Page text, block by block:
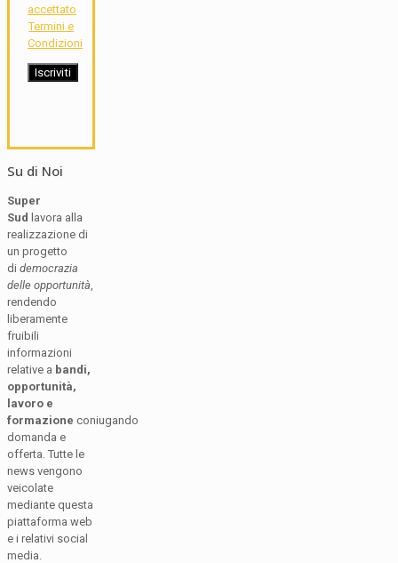
accettato
Termini e
Condizioni
Su di Noi
Super
Sud lavora alla
realizzazione di
un progetto
di democrazia
delle opportunità
rendendo
liberamente
fruibili
informazioni
relative a bandi,
opportunità,
lavoro e
formazione coniugando
domanda e
offerta. Tutte le
news vengono
veicolate
mediante questa
piattaforma web
e i relativi social
media.